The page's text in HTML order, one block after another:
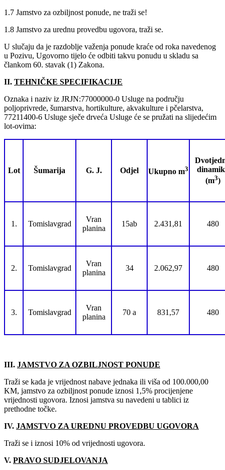
1.7 Jamstvo za ozbiljnost ponude, ne traži se!
1.8 Jamstvo za urednu provedbu ugovora, traži se.
U slučaju da je razdoblje važenja ponude kraće od roka navedenog
u Pozivu, Ugovorno tijelo će odbiti takvu ponudu u skladu sa
člankom 60. stavak (1) Zakona.
II. TEHNIČKE SPECIFIKACIJE
Oznaka i naziv iz JRJN:77000000-0 Usluge na području
poljoprivrede, šumarstva, hortikulture, akvakulture i pčelarstva,
77211400-6 Usluge sječe drveća Usluge će se pružati na slijedećim
lot-ovima:
Lot Šumarija G. J. Odjel Ukupno m3
(m3)
1. Tomislavgrad
Vran
planina
15ab 2.431,81 480
2. Tomislavgrad
Vran
planina
34 2.062,97 480
3. Tomislavgrad
Vran
planina
70 a 831,57 480
III. JAMSTVO ZA OZBILJNOST PONUDE
Traži se kada je vrijednost nabave jednaka ili viša od 100.000,00
KM, jamstvo za ozbiljnost ponude iznosi 1,5% procijenjene
vrijednosti ugovora. Iznosi jamstva su navedeni u tablici iz
prethodne točke.
IV. JAMSTVO ZA UREDNU PROVEDBU UGOVORA
Traži se i iznosi 10% od vrijednosti ugovora.
V. PRAVO SUDJELOVANJA